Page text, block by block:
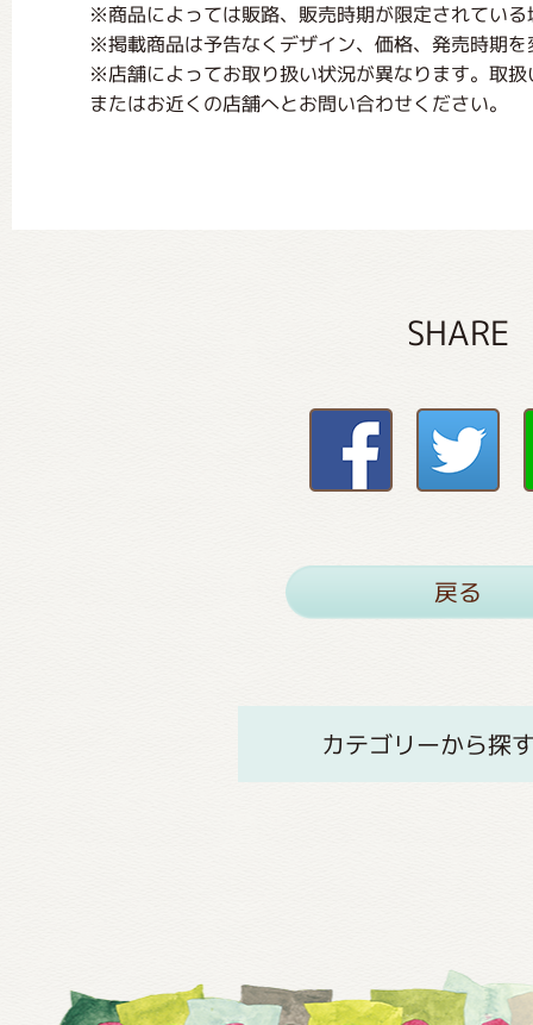
※商品によっては販路、販売時期が限定されてい
※掲載商品は予告なくデザイン、価格、発売時期
※店舗によってお取り扱い状況が異なります。取
またはお近くの店舗へとお問い合わせください。
SHARE
戻る
カテゴリーから探